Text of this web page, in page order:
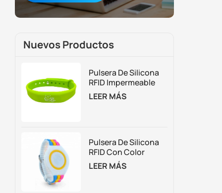
Nuevos Productos
Pulsera De Silicona
RFID Impermeable
Para Control De
Acceso Y Gestión De
LEER MÁS
Pulsera De Silicona
RFID Con Color
Personalizado
Ajustable
LEER MÁS